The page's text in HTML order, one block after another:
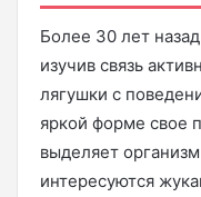
Более 30 лет
изучив связь
лягушки с
яркой форме свое
выделяет
интересуются